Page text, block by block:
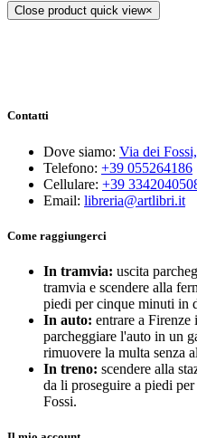
Close product quick view×
Contatti
Dove siamo: Via dei
Telefono: +39 055264186
Cellulare: +39
Email: libreria@artlibri.it
Come raggiungerci
In tramvia: uscita
tramvia e scendere alla
piedi per cinque minuti in
In auto: entrare a
parcheggiare l'auto in un
rimuovere la multa senza
In treno: scendere alla
da li proseguire a piedi
Fossi.